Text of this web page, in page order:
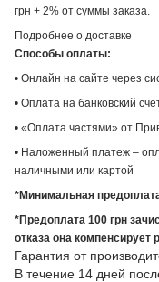
грн + 2% от суммы заказа.
Подробнее о доставке
Способы оплаты:
• Онлайн на сайте через
• Оплата на банковский
• «Оплата частями» от
• Наложенный платеж –
наличными или картой
*Минимальная
*Предоплата 100 грн
отказа она компенсирует
Гарантия от
В течение 14 дней